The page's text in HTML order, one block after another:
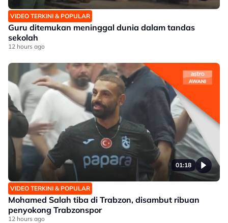
VIDEO TERKINI & POPULAR
Guru ditemukan meninggal dunia dalam tandas
sekolah
12 hours ago
01:18
VIDEO TERKINI & POPULAR
Mohamed Salah tiba di Trabzon, disambut ribuan
penyokong Trabzonspor
12 hours ago